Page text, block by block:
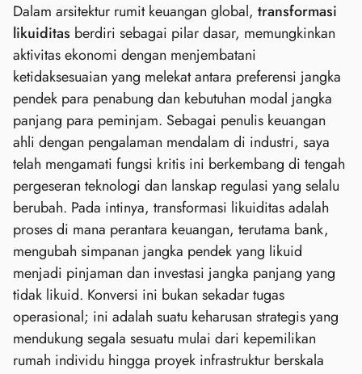
Dalam arsitektur rumit keuangan global, transformasi
likuiditas berdiri sebagai pilar dasar, memungkinkan
aktivitas ekonomi dengan menjembatani
ketidaksesuaian yang melekat antara preferensi jangka
pendek para penabung dan kebutuhan modal jangka
panjang para peminjam. Sebagai penulis keuangan
ahli dengan pengalaman mendalam di industri, saya
telah mengamati fungsi kritis ini berkembang di tengah
pergeseran teknologi dan lanskap regulasi yang selalu
berubah. Pada intinya, transformasi likuiditas adalah
proses di mana perantara keuangan, terutama bank,
mengubah simpanan jangka pendek yang likuid
menjadi pinjaman dan investasi jangka panjang yang
tidak likuid. Konversi ini bukan sekadar tugas
operasional; ini adalah suatu keharusan strategis yang
mendukung segala sesuatu mulai dari kepemilikan
rumah individu hingga proyek infrastruktur berskala